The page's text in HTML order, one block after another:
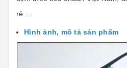
rẻ …
Hình ảnh, mô tả sản phẩm